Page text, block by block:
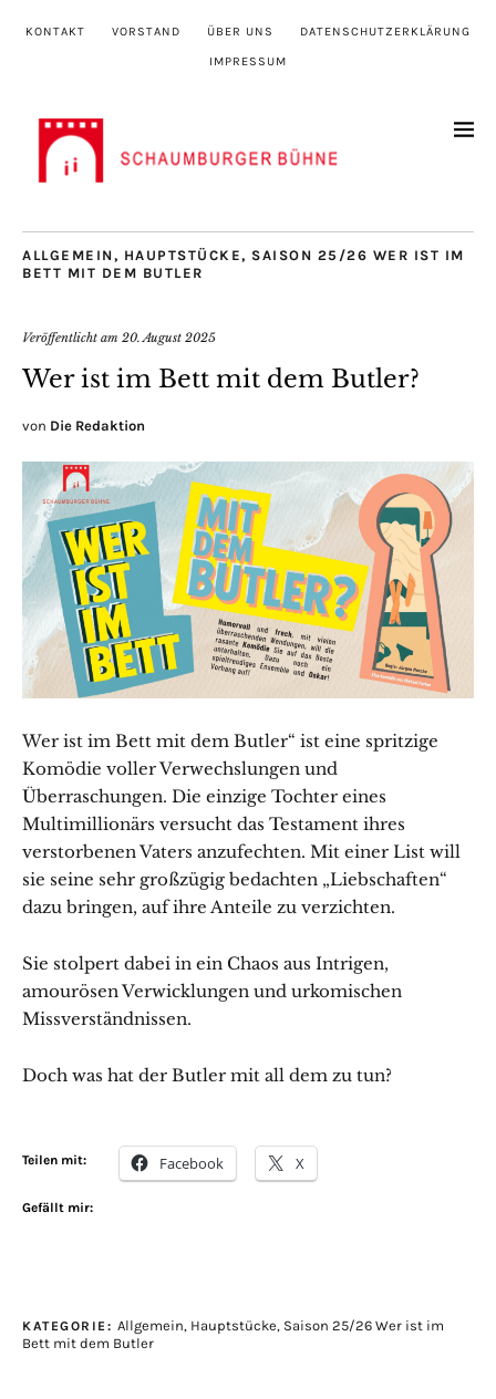
KONTAKT VORSTAND ÜBER UNS DATENSCHUTZERKLÄRUNG
IMPRESSUM
ALLGEMEIN, HAUPTSTÜCKE, SAISON 25/26 WER IST IM
BETT MIT DEM BUTLER
Veröffentlicht am 20. August 2025
Wer ist im Bett mit dem Butler?
von Die Redaktion
Wer ist im Bett mit dem Butler“ ist eine spritzige
Komödie voller Verwechslungen und
Überraschungen. Die einzige Tochter eines
Multimillionärs versucht das Testament ihres
verstorbenen Vaters anzufechten. Mit einer List will
sie seine sehr großzügig bedachten „Liebschaften“
dazu bringen, auf ihre Anteile zu verzichten.
Sie stolpert dabei in ein Chaos aus Intrigen,
amourösen Verwicklungen und urkomischen
Missverständnissen.
Doch was hat der Butler mit all dem zu tun?
Teilen mit: Facebook X
Gefällt mir:
KATEGORIE: Allgemein, Hauptstücke, Saison 25/26 Wer ist im
Bett mit dem Butler